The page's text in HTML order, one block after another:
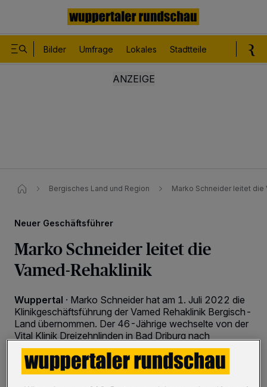
Bilder Umfrage Lokales Stadtteile
Bergisches Land und Region Marko Schneider leitet
Neuer Geschäftsführer
Marko Schneider leitet die
Vamed-Rehaklinik
Wuppertal · Marko Schneider hat am 1. Juli 2022 die
Klinikgeschäftsführung der Vamed Rehaklinik Bergisch-
Land übernommen. Der 46-Jährige wechselte von der
Vital Klinik Dreizehnlinden in Bad Driburg nach
Wuppertal-Ronsdorf. Gemeinsam mit seinem Team
möchte er das Rehabilitationszentrum für Onkologie,
Gastroenterologie, Stoffwechselerkrankungen und